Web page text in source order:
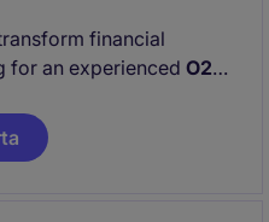
financial
for an experienced O2C
function
in our Shared Service